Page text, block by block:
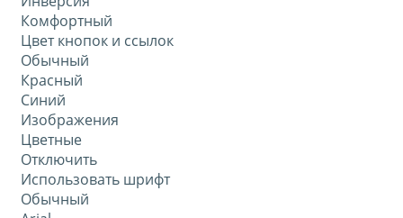
Комфортный
Цвет кнопок и ссылок
Обычный
Красный
Синий
Изображения
Цветные
Отключить
Использовать шрифт
Обычный